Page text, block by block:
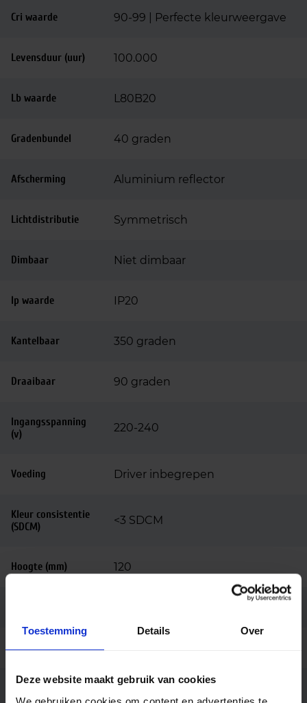
Toestemming Details Over
Deze website maakt gebruik van cookies
We gebruiken cookies om content en advertenties te
Cri waarde 90-99 | Perfecte kleurweergave
Levensduur (uur) 100.000
Lb waarde L80B20
Gradenbundel 40 graden
Afscherming Aluminium reflector
Lichtdistributie Symmetrisch
Dimbaar Niet dimbaar
Ip waarde IP20
Kantelbaar 350 graden
Draaibaar 90 graden
Ingangsspanning
(v)
220-240
Voeding Driver inbegrepen
Kleur consistentie
(SDCM)
<3 SDCM
Hoogte (mm) 120
Behuizing
Zwart